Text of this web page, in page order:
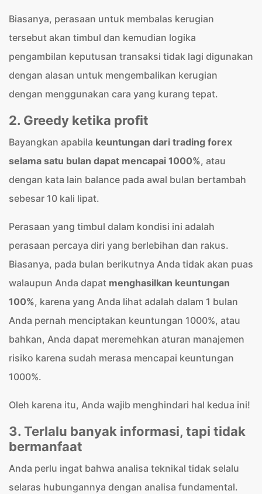
Biasanya, perasaan untuk membalas kerugian
tersebut akan timbul dan kemudian logika
pengambilan keputusan transaksi tidak lagi digunakan
dengan alasan untuk mengembalikan kerugian
dengan menggunakan cara yang kurang tepat.
2. Greedy ketika profit
Bayangkan apabila keuntungan dari trading forex
selama satu bulan dapat mencapai 1000%, atau
dengan kata lain balance pada awal bulan bertambah
sebesar 10 kali lipat.
Perasaan yang timbul dalam kondisi ini adalah
perasaan percaya diri yang berlebihan dan rakus.
Biasanya, pada bulan berikutnya Anda tidak akan puas
walaupun Anda dapat menghasilkan keuntungan
100%, karena yang Anda lihat adalah dalam 1 bulan
Anda pernah menciptakan keuntungan 1000%, atau
bahkan, Anda dapat meremehkan aturan manajemen
risiko karena sudah merasa mencapai keuntungan
1000%.
Oleh karena itu, Anda wajib menghindari hal kedua ini!
3. Terlalu banyak informasi, tapi tidak
bermanfaat
Anda perlu ingat bahwa analisa teknikal tidak selalu
selaras hubungannya dengan analisa fundamental.